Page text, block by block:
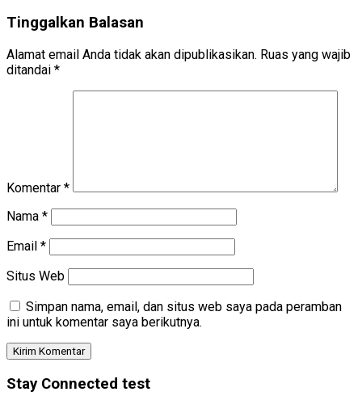
Tinggalkan Balasan
Alamat email Anda tidak akan dipublikasikan. Ruas yang wajib
ditandai *
Komentar *
Nama *
Email *
Situs Web
Simpan nama, email, dan situs web saya pada peramban
ini untuk komentar saya berikutnya.
Stay Connected test